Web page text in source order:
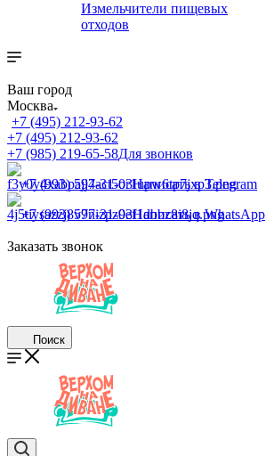
Измельчители пищевых
отходов
Ваш город
Москва
+7 (495) 212-93-62
+7 (495) 212-93-62
+7 (985) 219-65-58Для звонков
+7 (993) 597-31-03Написать в Telegram
+7 (993) 597-31-03Написать в WhatsApp
Заказать звонок
Поиск